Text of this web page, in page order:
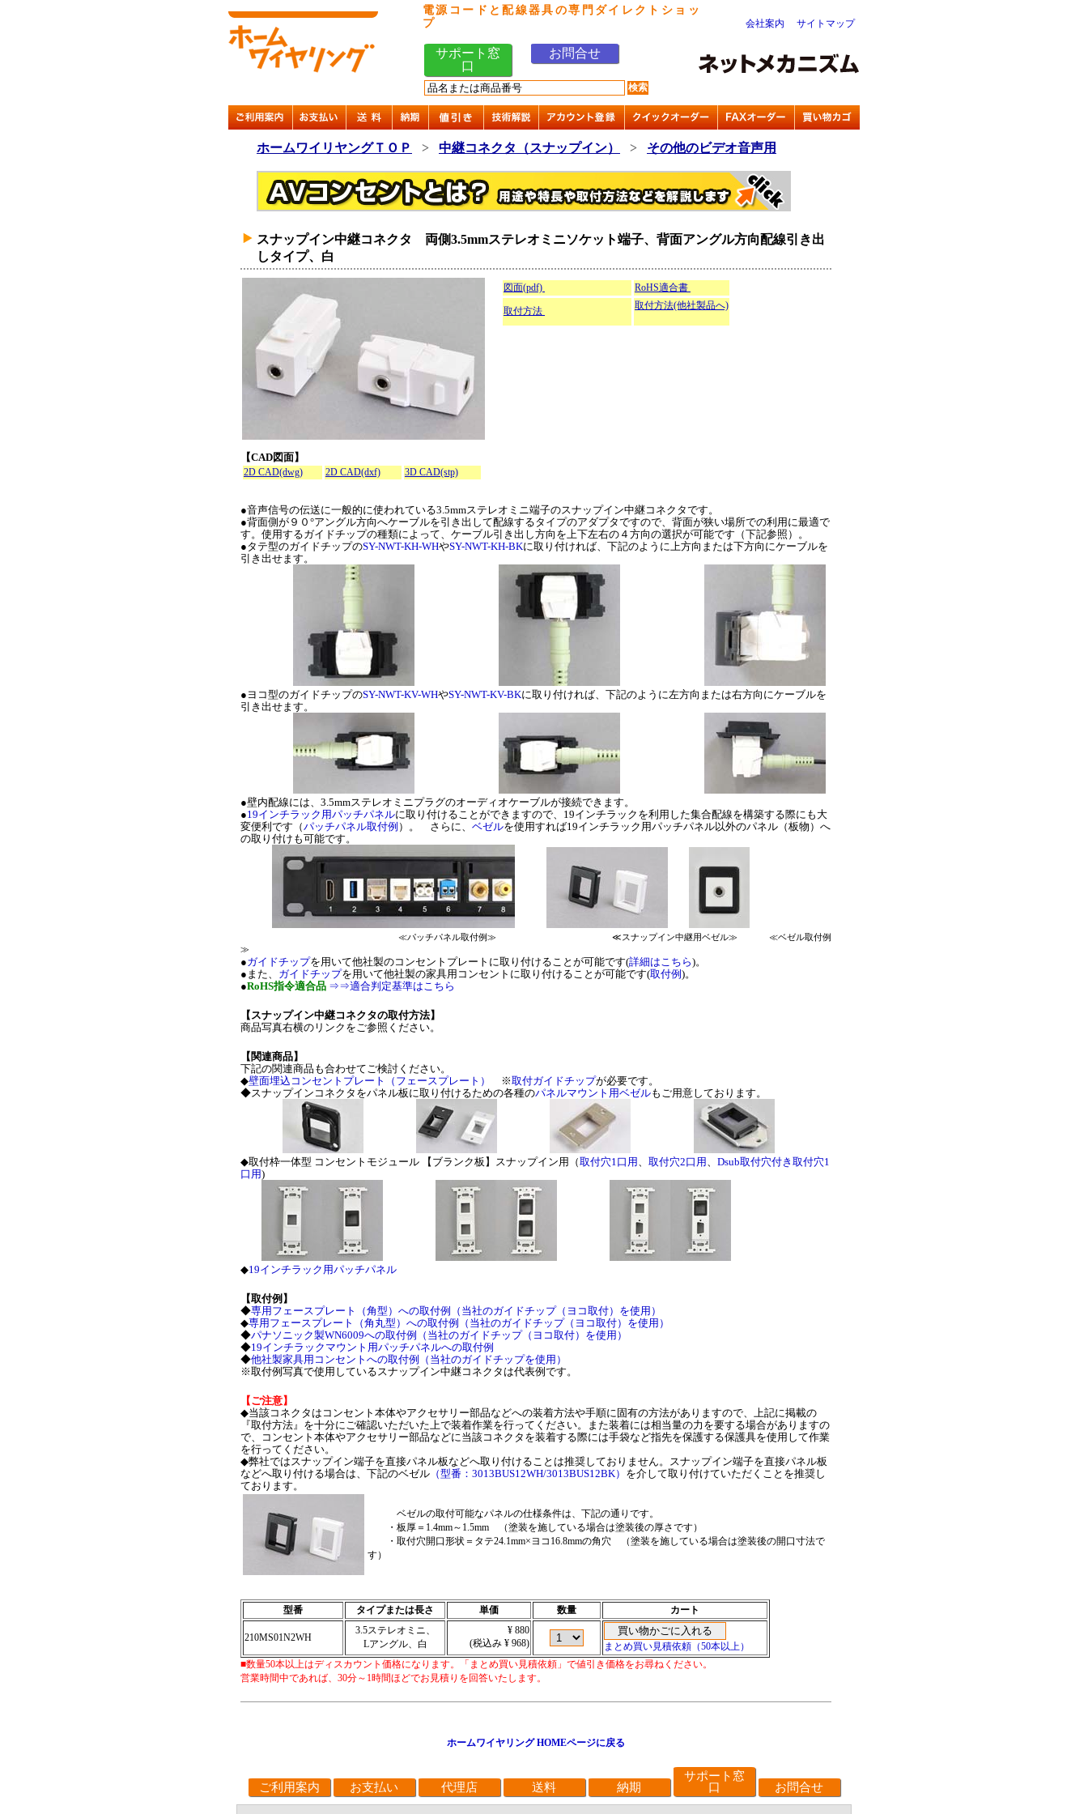
電源コードと配線器具の専門ダイレクトショッ
プ
会社案内 サイトマップ
サポート窓
口
お問合せ
ホームワイリヤングＴＯＰ > 中継コネクタ（スナップイン） > その他のビデオ音声用
スナップイン中継コネクタ 両側3.5mmステレオミニソケット端子、背面アングル方向配線引き出
しタイプ、白
図面(pdf) RoHS適合書
取付方法 取付方法(他社製品へ)
【CAD図面】
2D CAD(dwg) 2D CAD(dxf) 3D CAD(stp)
●音声信号の伝送に一般的に使われている3.5mmステレオミニ端子のスナップイン中継コネクタです。
●背面側が９０°アングル方向へケーブルを引き出して配線するタイプのアダプタですので、背面が狭い場所での利用に最適で
す。使用するガイドチップの種類によって、ケーブル引き出し方向を上下左右の４方向の選択が可能です（下記参照）。
●タテ型のガイドチップのSY-NWT-KH-WHやSY-NWT-KH-BKに取り付ければ、下記のように上方向または下方向にケーブルを
引き出せます。
●ヨコ型のガイドチップのSY-NWT-KV-WHやSY-NWT-KV-BKに取り付ければ、下記のように左方向または右方向にケーブルを
引き出せます。
●壁内配線には、3.5mmステレオミニプラグのオーディオケーブルが接続できます。
●19インチラック用パッチパネルに取り付けることができますので、19インチラックを利用した集合配線を構築する際にも大
変便利です（パッチパネル取付例 ）。 さらに、 ベゼルを使用すれば19インチラック用パッチパネル以外のパネル（板物）へ
の取り付けも可能です。
≪パッチパネル取付例≫ ≪スナップイン中継用ベゼル≫
≪ベゼル取付例
≫
●ガイドチップを用いて他社製のコンセントプレートに取り付けることが可能です(詳細はこちら)。
●また、 ガイドチップを用いて他社製の家具用コンセントに取り付けることが可能です(取付例)。
●RoHS指令適合品 ⇒⇒適合判定基準はこちら
【スナップイン中継コネクタの取付方法】
商品写真右横のリンクをご参照ください。
【関連商品】
下記の関連商品も合わせてご検討ください。
◆壁面埋込コンセントプレート（フェースプレート） ※取付ガイドチップが必要です。
◆スナップインコネクタをパネル板に取り付けるための各種のパネルマウント用ベゼルもご用意しております。
◆取付枠一体型 コンセントモジュール 【ブランク板】スナップイン用（取付穴1口用 取付穴2口用
Dsub取付穴付き取付穴1
口用)
◆19インチラック用パッチパネル
【取付例】
◆専用フェースプレート（角型）への取付例（当社のガイドチップ（ヨコ取付）を使用）
◆専用フェースプレート（角丸型）への取付例（当社のガイドチップ（ヨコ取付）を使用）
◆パナソニック製WN6009への取付例（当社のガイドチップ（ヨコ取付）を使用）
◆19インチラックマウント用パッチパネルへの取付例
◆他社製家具用コンセントへの取付例（当社のガイドチップを使用）
※取付例写真で使用しているスナップイン中継コネクタは代表例です。
【ご注意】
◆当該コネクタはコンセント本体やアクセサリー部品などへの装着方法や手順に固有の方法がありますので、上記に掲載の
『取付方法』を十分にご確認いただいた上で装着作業を行ってください。また装着には相当量の力を要する場合がありますの
で、コンセント本体やアクセサリー部品などに当該コネクタを装着する際には手袋など指先を保護する保護具を使用して作業
を行ってください。
◆弊社ではスナップイン端子を直接パネル板などへ取り付けることは推奨しておりません。スナップイン端子を直接パネル板
などへ取り付ける場合は、下記のベゼル （型番：3013BUS12WH/3013BUS12BK） を介して取り付けていただくことを推奨し
ております。
ベゼルの取付可能なパネルの仕様条件は、下記の通りです。
・板厚＝1.4mm～1.5mm （塗装を施している場合は塗装後の厚さです）
・取付穴開口形状＝タテ24.1mm×ヨコ16.8mmの角穴 （塗装を施している場合は塗装後の開口寸法で
す）
型番 タイプまたは長さ 単価 数量 カート
210MS01N2WH
3.5ステレオミニ、
Lアングル、白
¥ 880
(税込み ¥ 968)
まとめ買い見積依頼（50本以上）
■数量50本以上はディスカウント価格になります。「まとめ買い見積依頼」で値引き価格をお尋ねください。
営業時間中であれば、30分～1時間ほどでお見積りを回答いたします。
ホームワイヤリング HOMEページに戻る
ご利用案内 お支払い 代理店 送料 納期
サポート窓
口
お問合せ